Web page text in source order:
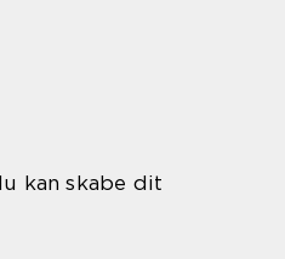
kan skabe dit